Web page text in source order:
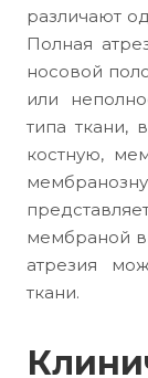
различают
Полная
носовой
или
типа ткани,
костную,
мембраной
атрезия
ткани.